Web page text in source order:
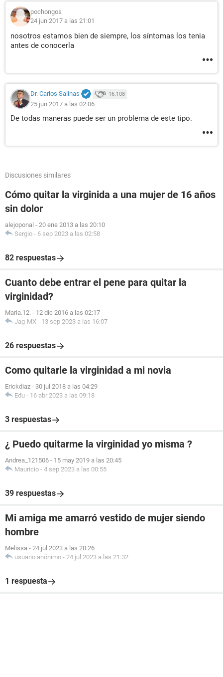
pochongos
24 jun 2017 a las 21:01
nosotros estamos bien de siempre, los síntomas los tenia
antes de conocerla
Dr. Carlos Salinas 16.108
25 jun 2017 a las 02:06
De todas maneras puede ser un problema de este tipo.
Discusiones similares
Cómo quitar la virginida a una mujer de 16 años
sin dolor
alejoponal - 20 ene 2013 a las 20:10
Sergio - 6 sep 2023 a las 02:58
82 respuestas
Cuanto debe entrar el pene para quitar la
virginidad?
Maria.12. - 12 dic 2016 a las 02:17
Jag-MX - 13 sep 2023 a las 16:07
26 respuestas
Como quitarle la virginidad a mi novia
Erickdiaz - 30 jul 2018 a las 04:29
Edu - 16 abr 2023 a las 09:18
3 respuestas
¿ Puedo quitarme la virginidad yo misma ?
Andrea_121506 - 15 may 2019 a las 20:45
Mauricio - 4 sep 2023 a las 00:55
39 respuestas
Mi amiga me amarró vestido de mujer siendo
hombre
Melissa - 24 jul 2023 a las 20:26
usuario anónimo - 24 jul 2023 a las 21:32
1 respuesta